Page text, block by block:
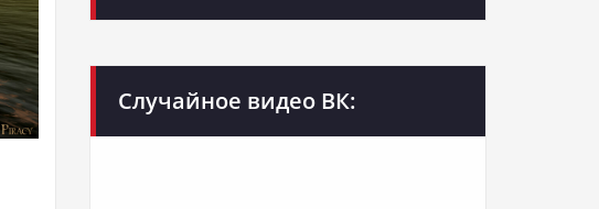
Случайное видео ВК: